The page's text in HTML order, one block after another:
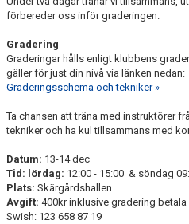
BILDGALLERI
GRADERING
REGLER OCH ETIKETT
GDPR
förbereder oss inför graderingen.
Gradering
Graderingar hålls enligt klubbens
gäller för just din nivå via länken nedan:
Graderingsschema och tekniker »
Ta chansen att träna med instruktörer
tekniker och ha kul tillsammans med
Datum: 13-14 dec
Tid: lördag: 12:00 - 15:00 & söndag
Plats: Skärgårdshallen
Avgift: 400kr inklusive gradering betala
Swish: 123 658 87 19